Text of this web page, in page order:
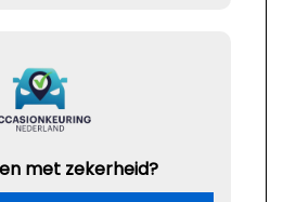
met zekerheid?